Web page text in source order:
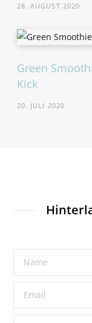
28. AUGUST 2020
Green
Kick
20. JULI 2020